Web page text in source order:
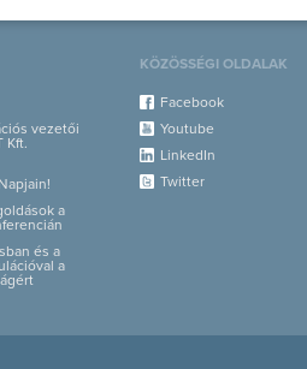
vezetői
Kft.
a
és a
a
KÖZÖSSÉGI OLDALAK
Facebook
Youtube
LinkedIn
Twitter